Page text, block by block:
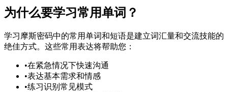
为什么要学习常用单词？
学习摩斯密码中的常用单词和短语是建立词汇量和交流技能的
绝佳方式。这些常用表达将帮助您：
•在紧急情况下快速沟通
•表达基本需求和情感
•练习识别常见模式